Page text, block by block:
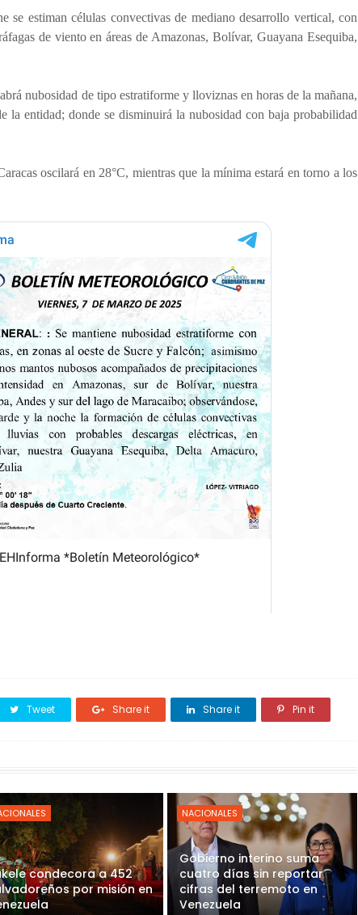
se estiman células convectivas de mediano desarrollo vertical, con
de viento en áreas de Amazonas, Bolívar, Guayana Esequiba,
nubosidad de tipo estratiforme y lloviznas en horas de la mañana,
la entidad; donde se disminuirá la nubosidad con baja probabilidad
oscilará en 28°C, mientras que la mínima estará en torno a los
Tweet Share it Share it Pin it
condecora a 452
por misión en
NACIONALES
Gobierno interino suma
cuatro días sin reportar
cifras del terremoto en
Venezuela